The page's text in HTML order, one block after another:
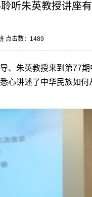
听朱英教授讲座
点击数： 1489
、朱英教授来到第77
心讲述了中华民族如